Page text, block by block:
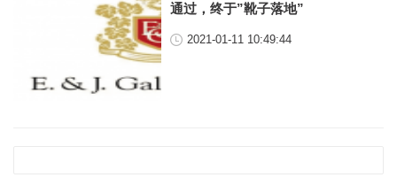
通过，终于”靴子落地”
2021-01-11 10:49:44